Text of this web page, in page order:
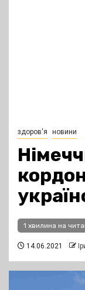
здоров'я новини
1 хвилина на
14.06.2021